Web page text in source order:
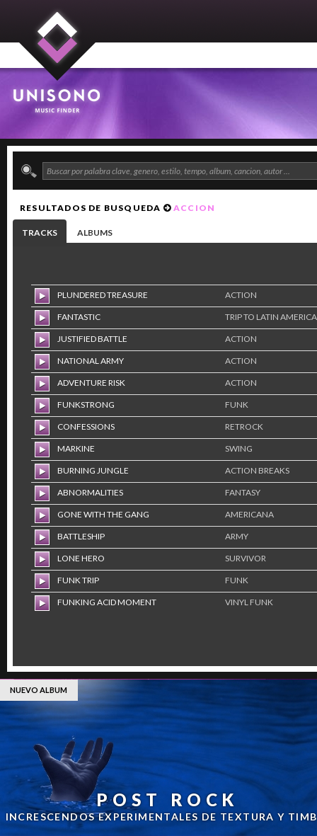
RESULTADOS DE BUSQUEDA ACCION
TRACKS ALBUMS
PLUNDERED TREASURE ACTION
FANTASTIC TRIP TO LATIN AMERICA
JUSTIFIED BATTLE ACTION
NATIONAL ARMY ACTION
ADVENTURE RISK ACTION
FUNKSTRONG FUNK
CONFESSIONS RETROCK
MARKINE SWING
BURNING JUNGLE ACTION BREAKS
ABNORMALITIES FANTASY
GONE WITH THE GANG AMERICANA
BATTLESHIP ARMY
LONE HERO SURVIVOR
FUNK TRIP FUNK
FUNKING ACID MOMENT VINYL FUNK
NUEVO ALBUM
POST ROCK
INCRESCENDOS EXPERIMENTALES DE TEXTURA Y